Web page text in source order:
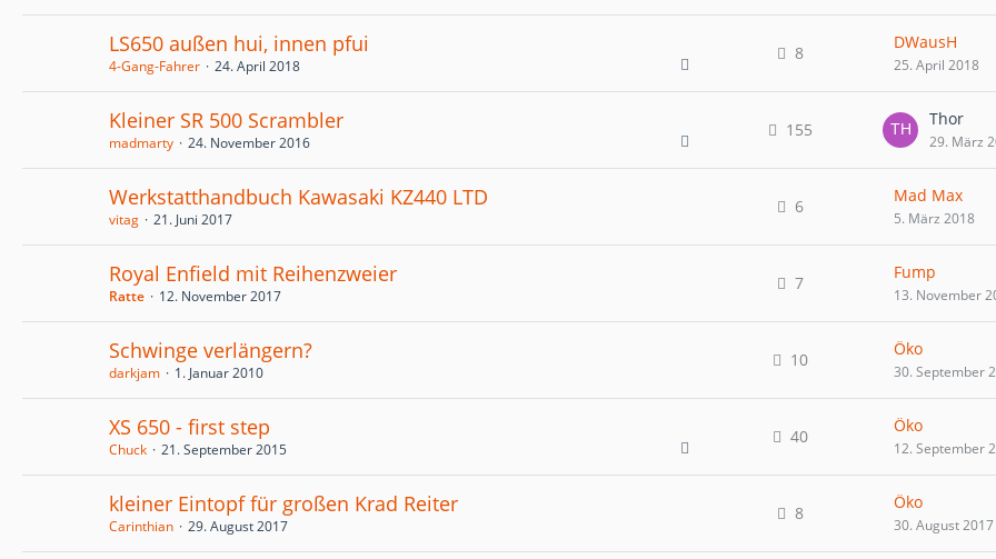
LS650 außen hui, innen pfui
4-Gang-Fahrer 24. April 2018
8
DWausH
25. April 2018
Kleiner SR 500 Scrambler
madmarty 24. November 2016
155
Thor
29. März
Werkstatthandbuch Kawasaki KZ440 LTD
vitag 21. Juni 2017
6
Mad Max
5. März 2018
Royal Enfield mit Reihenzweier
Ratte 12. November 2017
7
Fump
13. November
Schwinge verlängern?
darkjam 1. Januar 2010
10
Öko
30. September
XS 650 - first step
Chuck 21. September 2015
40
Öko
12. September
kleiner Eintopf für großen Krad Reiter
Carinthian 29. August 2017
8
Öko
30. August 2017